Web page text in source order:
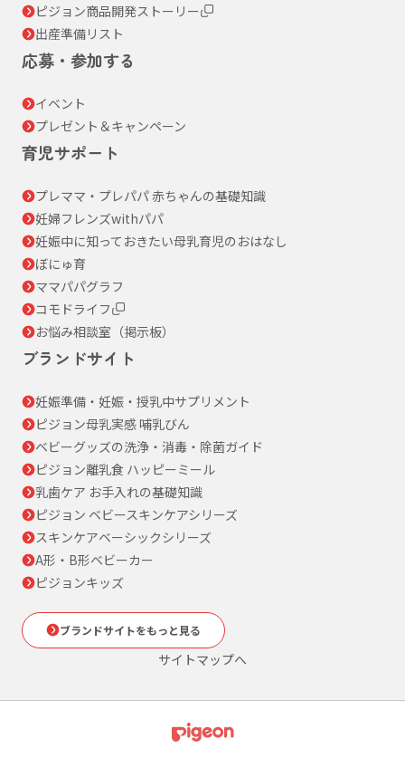
ピジョン商品開発ストーリー
出産準備リスト
応募・参加する
イベント
プレゼント＆キャンペーン
育児サポート
プレママ・プレパパ 赤ちゃんの基礎知識
妊婦フレンズwithパパ
妊娠中に知っておきたい母乳育児のおはなし
ぼにゅ育
ママパパグラフ
コモドライフ
お悩み相談室（掲示板）
ブランドサイト
妊娠準備・妊娠・授乳中サプリメント
ピジョン母乳実感 哺乳びん
ベビーグッズの洗浄・消毒・除菌ガイド
ピジョン離乳食 ハッピーミール
乳歯ケア お手入れの基礎知識
ピジョン ベビースキンケアシリーズ
スキンケアベーシックシリーズ
A形・B形ベビーカー
ピジョンキッズ
ブランドサイトをもっと見る
サイトマップへ